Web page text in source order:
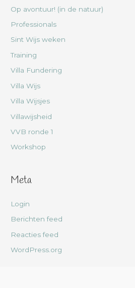
Op avontuur! (in de natuur)
Professionals
Sint Wijs weken
Training
Villa Fundering
Villa Wijs
Villa Wijsjes
Villawijsheid
VVB ronde 1
Workshop
Meta
Login
Berichten feed
Reacties feed
WordPress.org